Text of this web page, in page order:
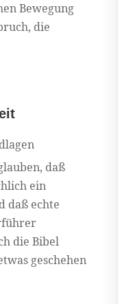
Bewegung
die
daß
ein
daß echte
die Bibel
geschehen